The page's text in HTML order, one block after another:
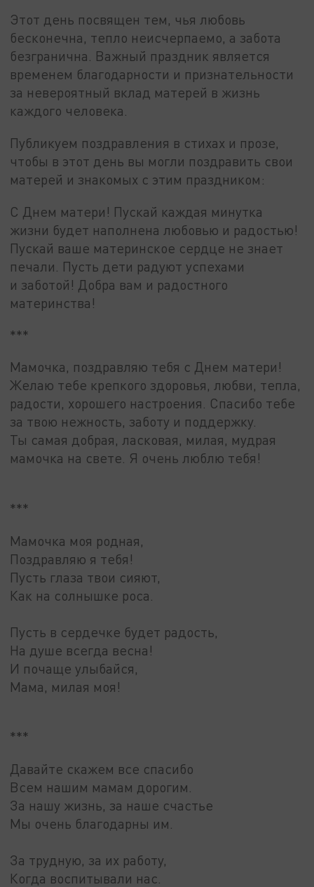
Этот день посвящен тем, чья любовь
бесконечна, тепло неисчерпаемо, а забота
безгранична. Важный праздник является
временем благодарности и признательности
за невероятный вклад матерей в жизнь
каждого человека.
Публикуем поздравления в стихах и прозе,
чтобы в этот день вы могли поздравить свои
матерей и знакомых с этим праздником:
С Днем матери! Пускай каждая минутка
жизни будет наполнена любовью и радостью!
Пускай ваше материнское сердце не знает
печали. Пусть дети радуют успехами
и заботой! Добра вам и радостного
материнства!
***
Мамочка, поздравляю тебя с Днем матери!
Желаю тебе крепкого здоровья, любви, тепла,
радости, хорошего настроения. Спасибо тебе
за твою нежность, заботу и поддержку.
Ты самая добрая, ласковая, милая, мудрая
мамочка на свете. Я очень люблю тебя!
***
Мамочка моя родная,
Поздравляю я тебя!
Пусть глаза твои сияют,
Как на солнышке роса.
Пусть в сердечке будет радость,
На душе всегда весна!
И почаще улыбайся,
Мама, милая моя!
***
Давайте скажем все спасибо
Всем нашим мамам дорогим.
За нашу жизнь, за наше счастье
Мы очень благодарны им.
За трудную, за их работу,
Когда воспитывали нас.